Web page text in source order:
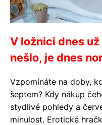
V ložnici dnes
nešlo, je dnes
Vzpomínáte na doby,
šeptem? Kdy nákup
stydlivé pohledy a
minulost. Erotické